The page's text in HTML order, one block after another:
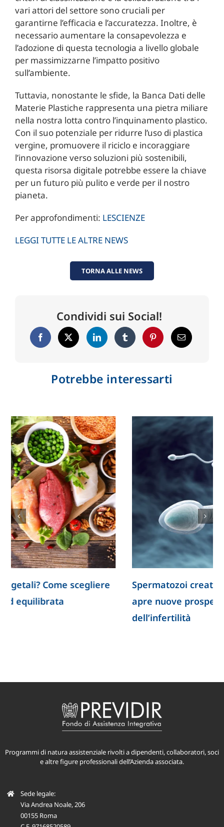
vari attori del settore sono cruciali per
garantirne l’efficacia e l’accuratezza. Inoltre, è
necessario aumentare la consapevolezza e
l’adozione di questa tecnologia a livello globale
per massimizzarne l’impatto positivo
sull’ambiente.
Tuttavia, nonostante le sfide, la Banca Dati delle
Materie Plastiche rappresenta una pietra miliare
nella nostra lotta contro l’inquinamento plastico.
Con il suo potenziale per ridurre l’uso di plastica
vergine, promuovere il riciclo e incoraggiare
l’innovazione verso soluzioni più sostenibili,
questa risorsa digitale potrebbe essere la chiave
per un futuro più pulito e verde per il nostro
pianeta.
Per approfondimenti: LESCIENZE
LEGGI TUTTE LE ALTRE NEWS
TORNA ALLE NEWS
Condividi sui Social!
Potrebbe interessarti
Spermatozoi creati in laboratorio: la ricerca
apre nuove prospettive per lo studio
Programmi di natura assistenziale rivolti a dipendenti, collaboratori, soci
Sede legale:
Via Andrea Noale, 206